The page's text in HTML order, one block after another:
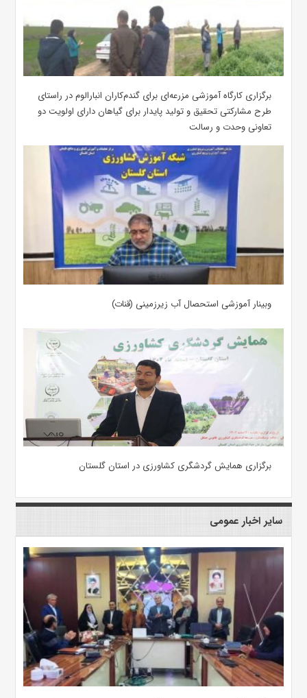
برگزاری کارگاه آموزشی مزرعه‌ای برای گندم‌کاران انبارالوم در راستای
طرح مشارکتی تحقیق و تولید پایدار برای گیاهان دارای اولویت دو
تعاونی وحدت و رسالت
وبینار آموزشی استحصال آب زیرزمینی (قنات)
برگزاری همایش گردشگری کشاورزی در استان گلستان
سایر اخبار عمومی